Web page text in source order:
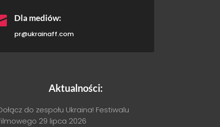
Dla mediów:
pr@ukrainaff.com
Aktualności:
do zespołu Ukraina! Festiwalu
29 lipca 2026